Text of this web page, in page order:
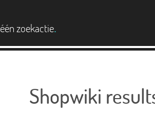
één zoekactie.
Shopwiki